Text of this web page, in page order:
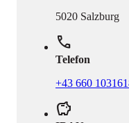
5020 Salzburg
phone
Telefon
+43 660
savings